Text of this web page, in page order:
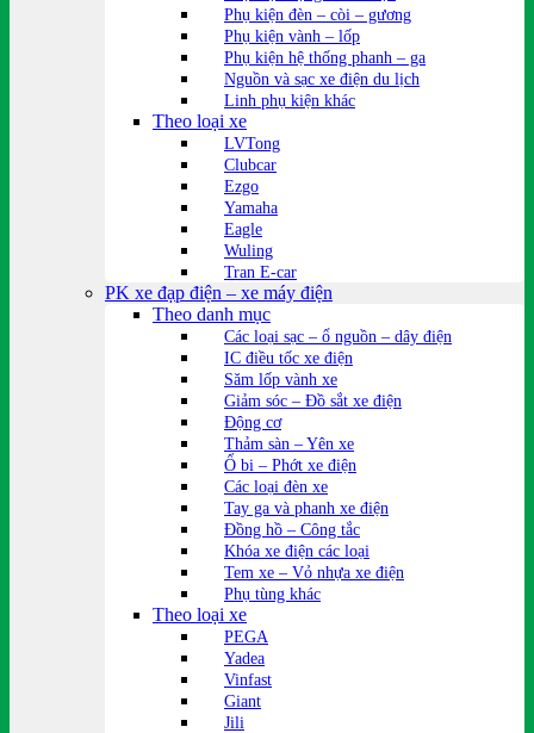
Phụ kiện đèn – còi – gương
Phụ kiện vành – lốp
Phụ kiện hệ thống phanh – ga
Nguồn và sạc xe điện du lịch
Linh phụ kiện khác
Theo loại xe
LVTong
Clubcar
Ezgo
Yamaha
Eagle
Wuling
Tran E-car
PK xe đạp điện – xe máy điện
Theo danh mục
Các loại sạc – ổ nguồn – dây điện
IC điều tốc xe điện
Săm lốp vành xe
Giảm sóc – Đồ sắt xe điện
Động cơ
Thảm sàn – Yên xe
Ổ bi – Phớt xe điện
Các loại đèn xe
Tay ga và phanh xe điện
Đồng hồ – Công tắc
Khóa xe điện các loại
Tem xe – Vỏ nhựa xe điện
Phụ tùng khác
Theo loại xe
PEGA
Yadea
Vinfast
Giant
Jili